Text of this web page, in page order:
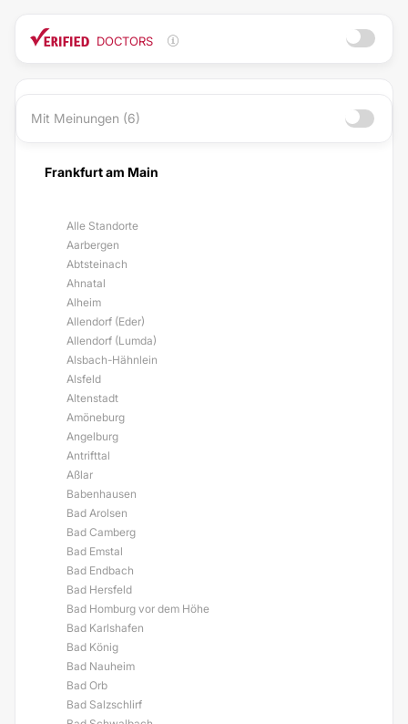
DOCTORS
Mit Meinungen (6)
Frankfurt am Main
Alle Standorte
Aarbergen
Abtsteinach
Ahnatal
Alheim
Allendorf (Eder)
Allendorf (Lumda)
Alsbach-Hähnlein
Alsfeld
Altenstadt
Amöneburg
Angelburg
Antrifttal
Aßlar
Babenhausen
Bad Arolsen
Bad Camberg
Bad Emstal
Bad Endbach
Bad Hersfeld
Bad Homburg vor dem Höhe
Bad Karlshafen
Bad König
Bad Nauheim
Bad Orb
Bad Salzschlirf